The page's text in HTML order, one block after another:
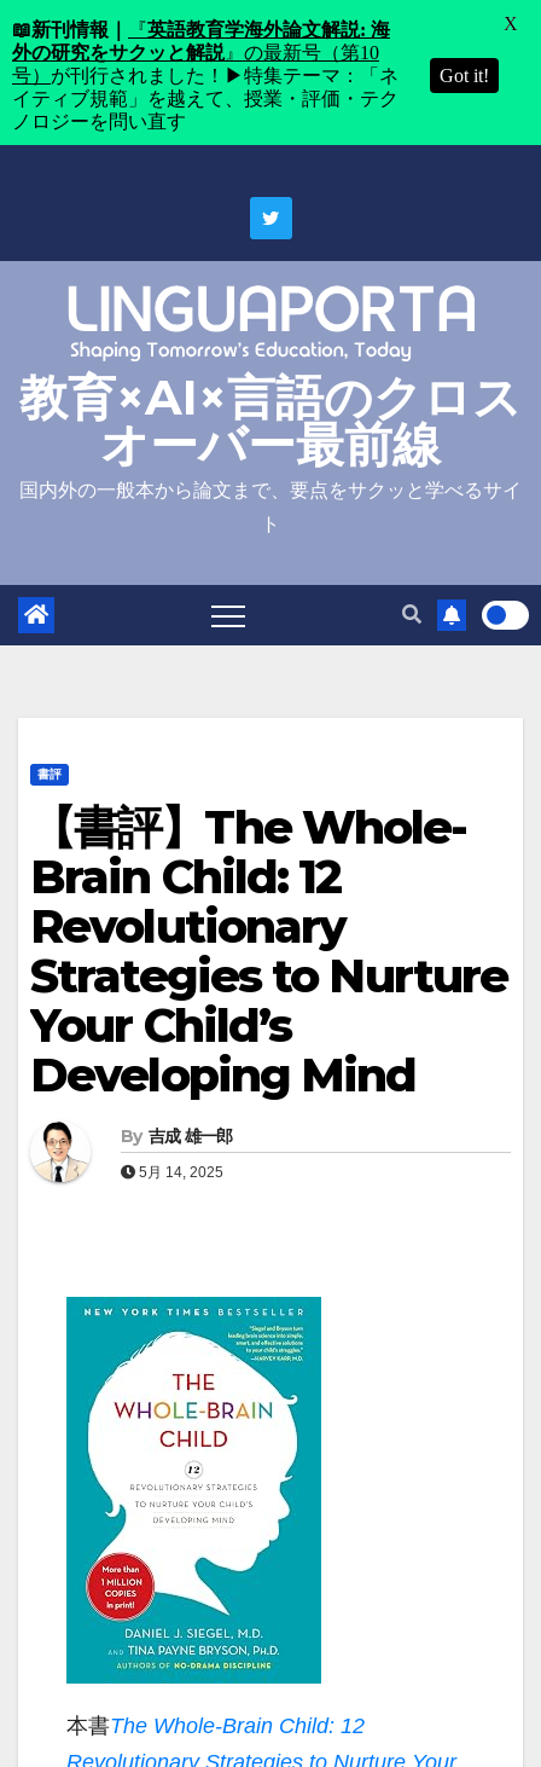
教育×AI×言語のクロス
オーバー最前線
国内外の一般本から論文まで、要点をサクッと学べるサイ
ト
書評
【書評】The Whole-
Brain Child: 12
Revolutionary
Strategies to Nurture
Your Child’s
Developing Mind
By 吉成 雄一郎
5月 14, 2025
本書The Whole-Brain Child: 12
Revolutionary Strategies to Nurture Your
📖新刊情報｜ 『英語教育学海外論文解説: 海
外の研究をサクッと解説』の最新号（第10
号） が刊行されました！▶特集テーマ：「ネ
イティブ規範」を越えて、授業・評価・テク
ノロジーを問い直す
Got it!
X